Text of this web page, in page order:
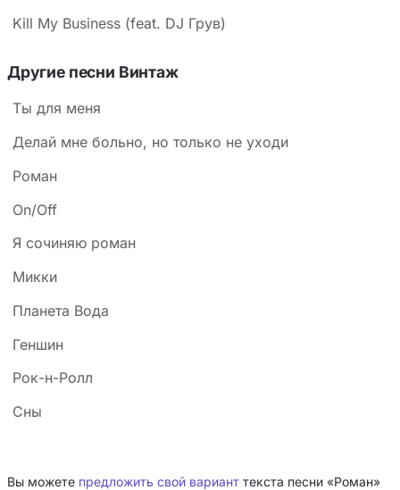
Kill My Business (feat. DJ Грув)
Другие песни Винтаж
Ты для меня
Делай мне больно, но только не уходи
Роман
Оn/Off
Я сочиняю роман
Микки
Планета Вода
Геншин
Рок-н-Ролл
Сны
Вы можете предложить свой вариант текста песни «Роман»